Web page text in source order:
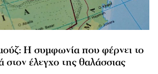
Η συμφωνία που φέρνει το
στον έλεγχο της θαλάσσιας